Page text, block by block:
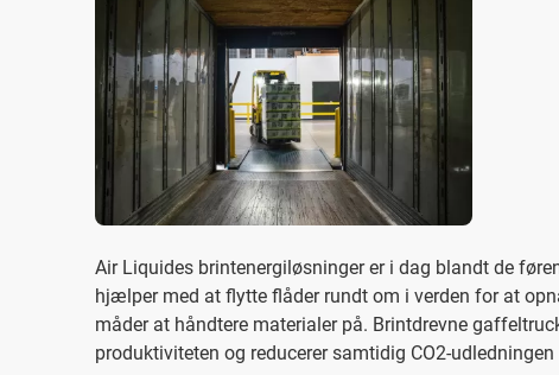
Air Liquides brintenergiløsninger er i dag blandt de
hjælper med at flytte flåder rundt om i verden for at
måder at håndtere materialer på. Brintdrevne
produktiviteten og reducerer samtidig CO2-